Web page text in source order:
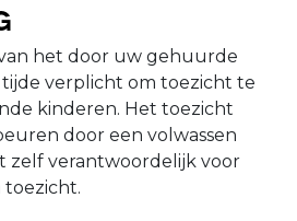
het door uw gehuurde
verplicht om toezicht te
kinderen. Het toezicht
door een volwassen
zelf verantwoordelijk voor
toezicht.